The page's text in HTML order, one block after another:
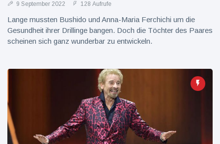
York
9 September 2022 128 Aufrufe
Lange mussten Bushido und Anna-Maria Ferchichi um die
Gesundheit ihrer Drillinge bangen. Doch die Töchter des Paares
scheinen sich ganz wunderbar zu entwickeln.